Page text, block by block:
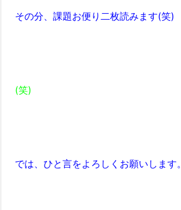
その分、課題お便り二枚読みます(笑)
(笑)
では、ひと言をよろしくお願いします。